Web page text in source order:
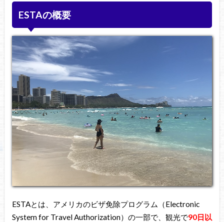
ESTAの概要
ESTAとは、アメリカのビザ免除プログラム（Electronic
System for Travel Authorization）の一部で、観光で90日以